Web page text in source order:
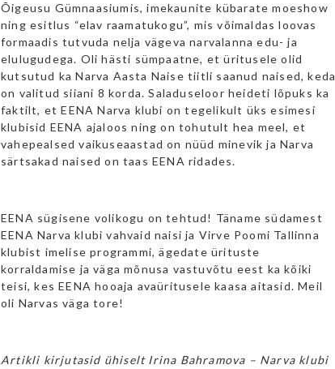
Õigeusu Gümnaasiumis, imekaunite kübarate moeshow
ning esitlus “elav raamatukogu”, mis võimaldas loovas
formaadis tutvuda nelja vägeva narvalanna edu- ja
elulugudega. Oli hästi sümpaatne, et üritusele olid
kutsutud ka Narva Aasta Naise tiitli saanud naised, keda
on valitud siiani 8 korda. Saladuseloor heideti lõpuks ka
faktilt, et EENA Narva klubi on tegelikult üks esimesi
klubisid EENA ajaloos ning on tohutult hea meel, et
vahepealsed vaikuseaastad on nüüd minevik ja Narva
särtsakad naised on taas EENA ridades.
EENA sügisene volikogu on tehtud! Täname südamest
EENA Narva klubi vahvaid naisi ja Virve Poomi Tallinna
klubist imelise programmi, ägedate ürituste
korraldamise ja väga mõnusa vastuvõtu eest ka kõiki
teisi, kes EENA hooaja avaüritusele kaasa aitasid. Meil
oli Narvas väga tore!
Artikli kirjutasid ühiselt Irina Bahramova – Narva klubi